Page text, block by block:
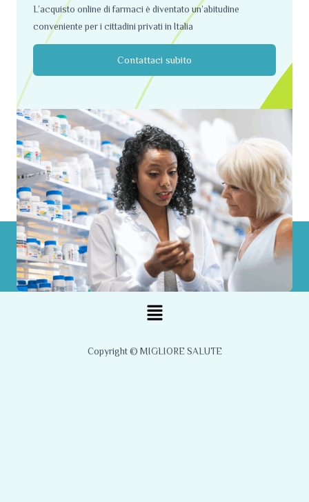
L’acquisto online di farmaci è diventato un’abitudine
conveniente per i cittadini privati ​​in Italia
Contattaci subito
Menu
Copyright © MIGLIORE SALUTE